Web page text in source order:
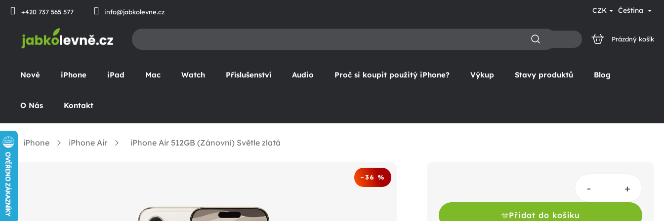
Přejít
+420 737 565 577 info@jabkolevne.cz CZK Čeština
NÁKUPNÍ
Prázdný košík
Nové iPhone iPad Mac Watch Příslušenství Audio Proč si koupit použitý iPhone? Výkup Stavy produktů Blog
O Nás Kontakt
Domů iPhone iPhone Air iPhone Air 512GB (Zánovní) Světle zlatá
–36 %
Přidat do košíku